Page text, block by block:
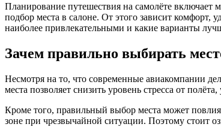
Планирование путешествия на самолёте включает
подбор места в салоне. От этого зависит комфорт,
наиболее привлекательными и какие варианты
Зачем правильно выбирать
Несмотря на то, что современные авиакомпании
места позволяет снизить уровень стресса от
Кроме того, правильный выбор места может
зоне при чрезвычайной ситуации. Поэтому стоит